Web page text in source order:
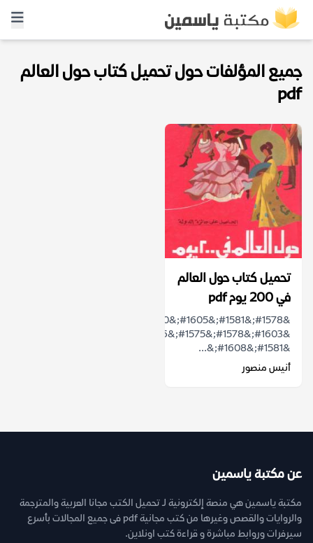
جميع المؤلفات حول تحميل كتاب حول العالم
pdf
تحميل كتاب حول العالم
في 200 يوم pdf
&#1581;&#1608;&...
أنيس منصور
عن مكتبة ياسمين
مكتبة ياسمين هي منصة إلكترونية لـ تحميل الكتب مجانا العربية والمترجمة
والروايات والقصص وغيرها من كتب مجانية pdf فى جميع المجالات بأسرع
سيرفرات وروابط مباشرة و قراءة كتب اونلاين.